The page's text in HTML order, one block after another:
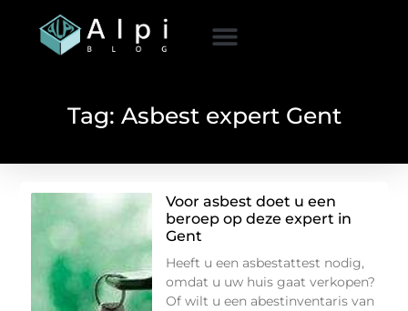
Tag: Asbest expert Gent
Voor asbest doet u een
beroep op deze expert in
Gent
Heeft u een asbestattest nodig,
omdat u uw huis gaat verkopen?
Of wilt u een abestinventaris van